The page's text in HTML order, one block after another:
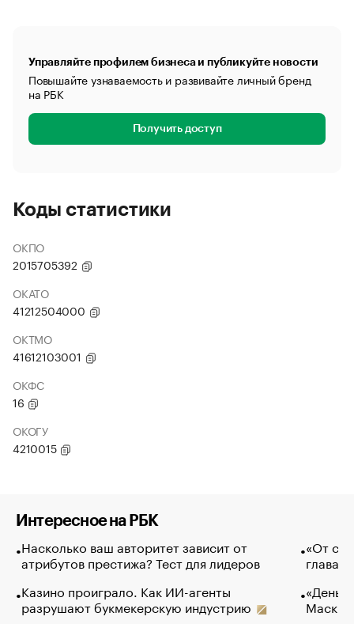
Управляйте профилем бизнеса и публикуйте новости
Повышайте узнаваемость и развивайте личный бренд
на РБК
Получить доступ
Коды статистики
ОКПО
2015705392
ОКАТО
41212504000
ОКТМО
41612103001
ОКФС
16
ОКОГУ
4210015
Интересное на РБК
Насколько ваш авторитет зависит от
атрибутов престижа? Тест для лидеров
Казино проиграло. Как ИИ-агенты
разрушают букмекерскую индустрию
«От
глава
Маск в